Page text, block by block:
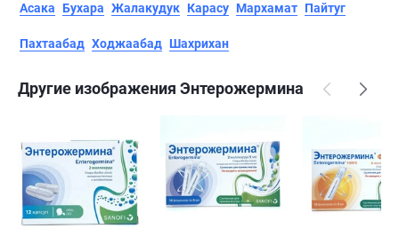
Асака Бухара Жалакудук Карасу Мархамат Пайтуг
Пахтаабад Ходжаабад Шахрихан
Другие изображения Энтерожермина